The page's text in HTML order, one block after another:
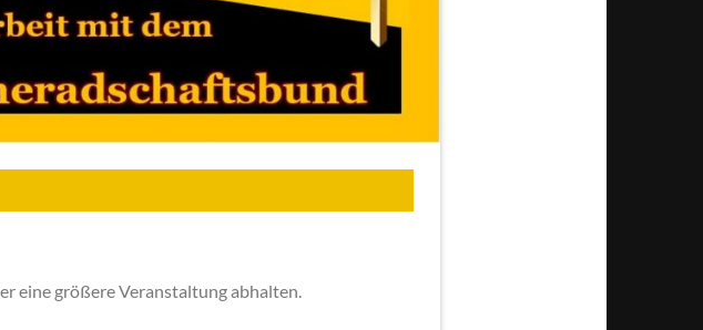
eine größere Veranstaltung abhalten.